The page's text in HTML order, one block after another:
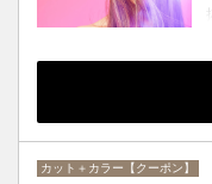
カット＋カラー【クーポン】